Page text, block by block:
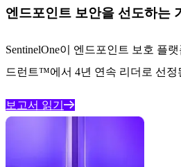
엔드포인트 보안을 선도하는
SentinelOne이 엔드포인트 보호 플
드런트™에서 4년 연속 리더로 선정
보고서 읽기